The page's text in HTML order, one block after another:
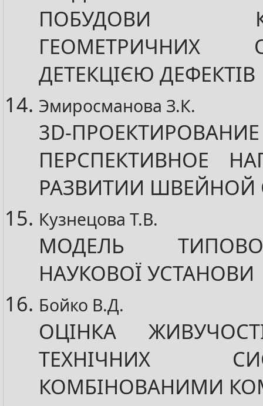
ПОБУДОВИ
ГЕОМЕТРИЧНИХ
ДЕТЕКЦІЄЮ ДЕФЕКТІВ
Эмиросманова З.К.
3D-
ПЕРСПЕКТИВНОЕ
РАЗВИТИИ ШВЕЙНОЙ
Кузнецова Т.В.
МОДЕЛЬ
НАУКОВОЇ УСТАНОВИ
Бойко В.Д.
ОЦІНКА
ТЕХНІЧНИХ
КОМБІНОВАНИМИ